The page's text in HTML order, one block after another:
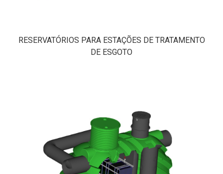
RESERVATÓRIOS PARA ESTAÇÕES DE TRATAMENTO
DE ESGOTO